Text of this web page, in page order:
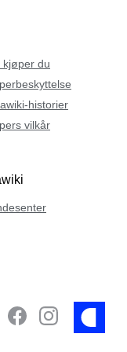
som sin tidligere
kjøper du
historier
vilkår